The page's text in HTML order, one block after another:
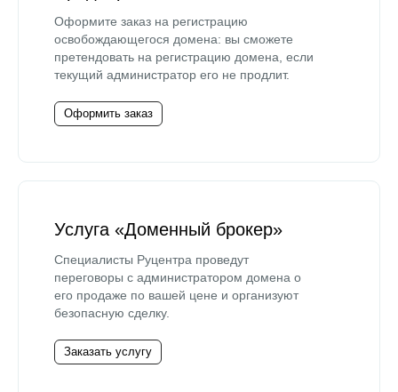
Оформите заказ на регистрацию
освобождающегося домена: вы сможете
претендовать на регистрацию домена, если
текущий администратор его не продлит.
Оформить заказ
Услуга «Доменный брокер»
Специалисты Руцентра проведут
переговоры с администратором домена о
его продаже по вашей цене и организуют
безопасную сделку.
Заказать услугу